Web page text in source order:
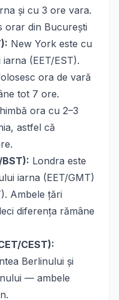
și cu 3 ore vara.
orar din București
New York este cu
(EET/EST).
ora de vară
tot 7 ore.
ora cu 2–3
astfel că
Londra este
iarna (EET/GMT)
Ambele țări
diferența rămâne
CEST):
Berlinului și
— ambele